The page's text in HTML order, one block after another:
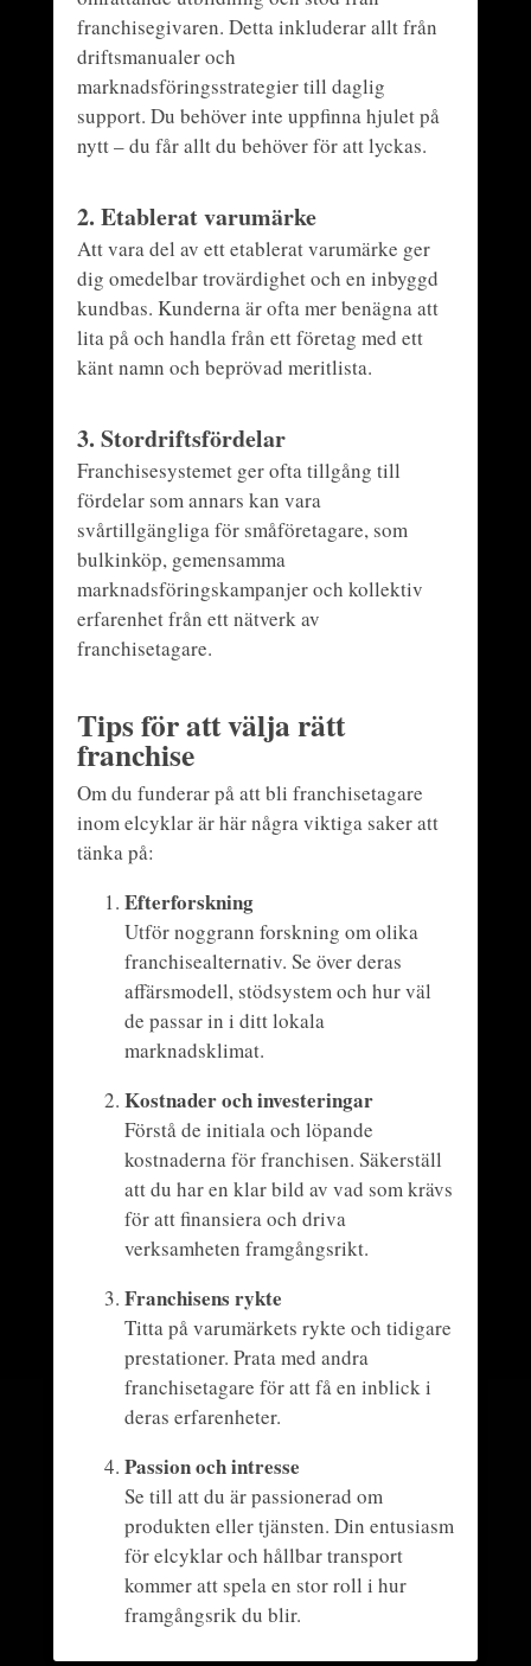
franchisegivaren. Detta inkluderar allt från
driftsmanualer och
marknadsföringsstrategier till daglig
support. Du behöver inte uppfinna hjulet på
nytt – du får allt du behöver för att lyckas.
2. Etablerat varumärke
Att vara del av ett etablerat varumärke ger
dig omedelbar trovärdighet och en inbyggd
kundbas. Kunderna är ofta mer benägna att
lita på och handla från ett företag med ett
känt namn och beprövad meritlista.
3. Stordriftsfördelar
Franchisesystemet ger ofta tillgång till
fördelar som annars kan vara
svårtillgängliga för småföretagare, som
bulkinköp, gemensamma
marknadsföringskampanjer och kollektiv
erfarenhet från ett nätverk av
franchisetagare.
Tips för att välja rätt
franchise
Om du funderar på att bli franchisetagare
inom elcyklar är här några viktiga saker att
tänka på:
Efterforskning
Utför noggrann forskning om olika
franchisealternativ. Se över deras
affärsmodell, stödsystem och hur väl
de passar in i ditt lokala
marknadsklimat.
Kostnader och investeringar
Förstå de initiala och löpande
kostnaderna för franchisen. Säkerställ
att du har en klar bild av vad som krävs
för att finansiera och driva
verksamheten framgångsrikt.
Franchisens rykte
Titta på varumärkets rykte och tidigare
prestationer. Prata med andra
franchisetagare för att få en inblick i
deras erfarenheter.
Passion och intresse
Se till att du är passionerad om
produkten eller tjänsten. Din entusiasm
för elcyklar och hållbar transport
kommer att spela en stor roll i hur
framgångsrik du blir.